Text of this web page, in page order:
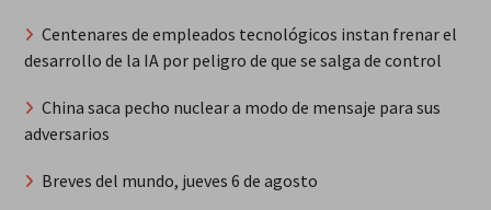
Centenares de empleados tecnológicos instan frenar el
desarrollo de la IA por peligro de que se salga de control
China saca pecho nuclear a modo de mensaje para sus
adversarios
Breves del mundo, jueves 6 de agosto